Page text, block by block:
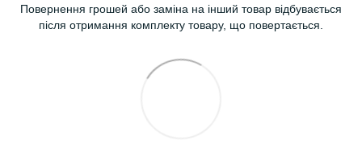
Повернення грошей або заміна на інший товар відбувається
після отримання комплекту товару, що повертається.